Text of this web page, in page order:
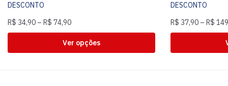
DESCONTO
R$ 34,90 – R$ 74,90
Ver opções
DESCONTO
R$ 37,90 – R$